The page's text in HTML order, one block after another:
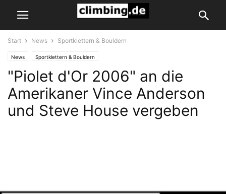
Start News Sportklettern & Bouldern
News Sportklettern & Bouldern
"Piolet d'Or 2006" an die
Amerikaner Vince Anderson
und Steve House vergeben